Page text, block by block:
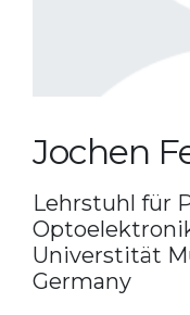
Jochen
Lehrstuhl für
Universtität
Germany